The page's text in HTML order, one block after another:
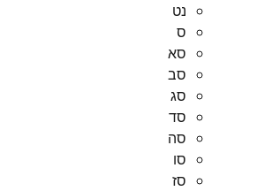
נט
ס
סא
סב
סג
סד
סה
סו
סז